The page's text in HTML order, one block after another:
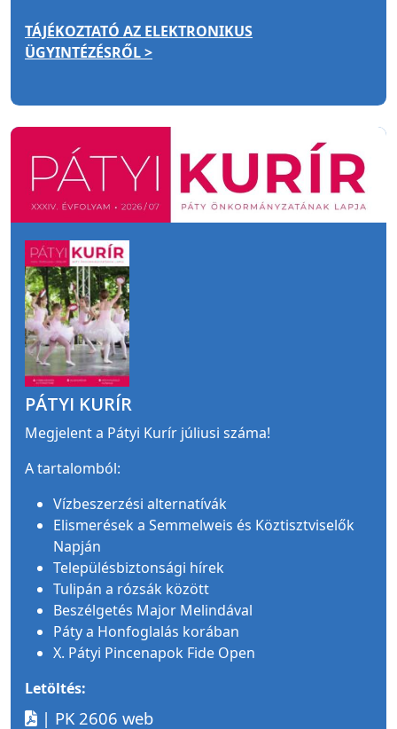
TÁJÉKOZTATÓ AZ ELEKTRONIKUS
ÜGYINTÉZÉSRŐL >
PÁTYI KURÍR
Megjelent a Pátyi Kurír júliusi száma!
A tartalomból:
Vízbeszerzési alternatívák
Elismerések a Semmelweis és Köztisztviselők
Napján
Településbiztonsági hírek
Tulipán a rózsák között
Beszélgetés Major Melindával
Páty a Honfoglalás korában
X. Pátyi Pincenapok Fide Open
Letöltés:
| PK 2606 web